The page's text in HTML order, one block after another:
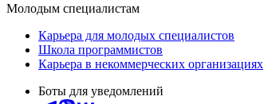
Молодым специалистам
Карьера для молодых специалистов
Школа программистов
Карьера в некоммерческих организациях
Боты для уведомлений